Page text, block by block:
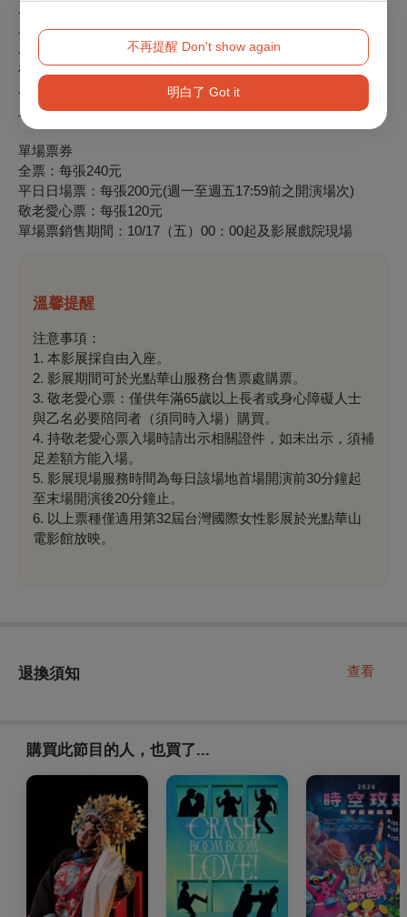
不再提醒 Don't show again
明白了 Got it
早鳥票券
早鳥全票：每張195元
早鳥日場票：每張160元 (週一至週五17:59前之開演場次)
敬老愛心票：每張120元
早鳥票銷售期間：9/17（三）20：00起至10/16（四）23：59
止
單場票券
全票：每張240元
平日日場票：每張200元(週一至週五17:59前之開演場次)
敬老愛心票：每張120元
單場票銷售期間：10/17（五）00：00起及影展戲院現場
溫馨提醒
注意事項：
1. 本影展採自由入座。
2. 影展期間可於光點華山服務台售票處購票。
3. 敬老愛心票：僅供年滿65歲以上長者或身心障礙人士
與乙名必要陪同者（須同時入場）購買。
4. 持敬老愛心票入場時請出示相關證件，如未出示，須補
足差額方能入場。
5. 影展現場服務時間為每日該場地首場開演前30分鐘起
至末場開演後20分鐘止。
6. 以上票種僅適用第32屆台灣國際女性影展於光點華山
電影館放映。
退換須知 查看
購買此節目的人，也買了...